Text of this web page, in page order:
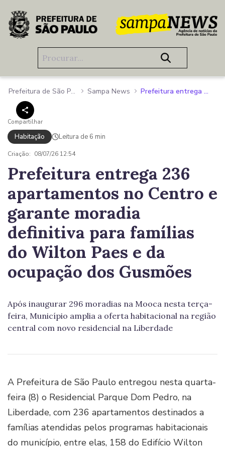
Pular para o Conteúdo principal
Prefeitura de São Paulo Sampa News Prefeitura entrega 236 apartamentos no Centro e garante moradia definitiva para famílias do Wilton Paes e da ocupação dos Gusmões
Compartilhar
Habitação Leitura de 6 min
Criação: 08/07/26 12:54
Prefeitura entrega 236
apartamentos no Centro e
garante moradia
definitiva para famílias
do Wilton Paes e da
ocupação dos Gusmões
Após inaugurar 296 moradias na Mooca nesta terça-
feira, Município amplia a oferta habitacional na região
central com novo residencial na Liberdade
A Prefeitura de São Paulo entregou nesta quarta-
feira (8) o Residencial Parque Dom Pedro, na
Liberdade, com 236 apartamentos destinados a
famílias atendidas pelos programas habitacionais
do município, entre elas, 158 do Edifício Wilton